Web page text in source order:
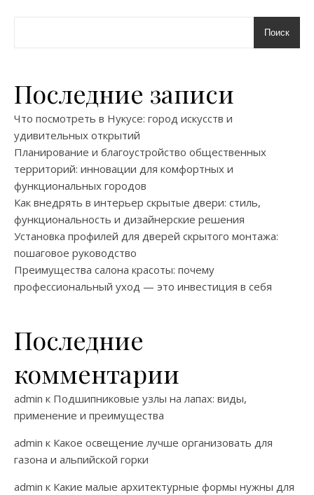
Поиск
Последние записи
Что посмотреть в Нукусе: город искусств и
удивительных открытий
Планирование и благоустройство общественных
территорий: инновации для комфортных и
функциональных городов
Как внедрять в интерьер скрытые двери: стиль,
функциональность и дизайнерские решения
Установка профилей для дверей скрытого монтажа:
пошаговое руководство
Преимущества салона красоты: почему
профессиональный уход — это инвестиция в себя
Последние
комментарии
admin к Подшипниковые узлы на лапах: виды,
применение и преимущества
admin к Какое освещение лучше организовать для
газона и альпийской горки
admin к Какие малые архитектурные формы нужны для